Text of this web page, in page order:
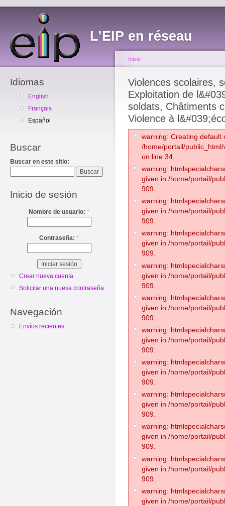
L’EIP en réseau
Idiomas
English
Français
Español
Buscar
Buscar en este sitio:
Inicio de sesión
Nombre de usuario: *
Contraseña: *
Crear nueva cuenta
Solicitar una nueva contraseña
Navegación
Envíos recientes
Inicio
Violences scolaires,
Exploitation de
soldats, Châtiments
Violence à
warning: Creating default
/home/portail/
on line 34.
warning:
given in /home/portail/
909.
warning:
given in /home/portail/
909.
warning:
given in /home/portail/
909.
warning:
given in /home/portail/
909.
warning:
given in /home/portail/
909.
warning:
given in /home/portail/
909.
warning:
given in /home/portail/
909.
warning:
given in /home/portail/
909.
warning:
given in /home/portail/
909.
warning:
given in /home/portail/
909.
warning:
given in /home/portail/